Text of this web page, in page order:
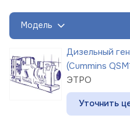
Модель
Дизельный
(Cummins
ЭТРО
Уточнить